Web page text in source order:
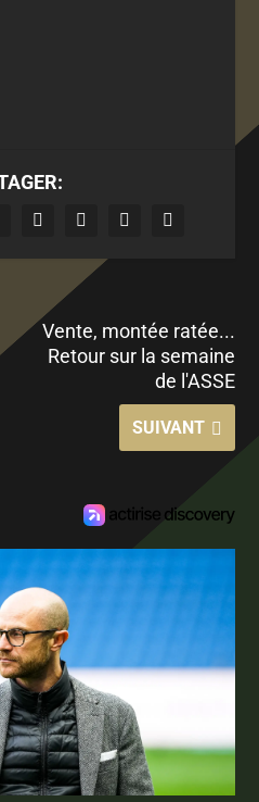
Vente, montée ratée...
Retour sur la semaine
de l'ASSE
SUIVANT